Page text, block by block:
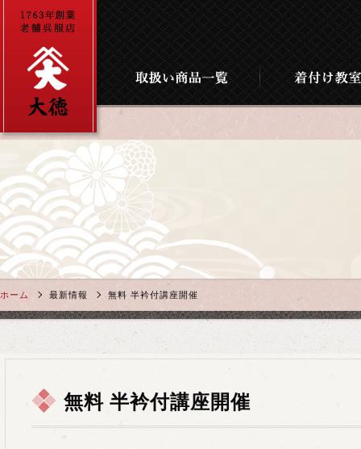
ホーム 最新情報 無料 半衿付講座開催
無料 半衿付講座開催